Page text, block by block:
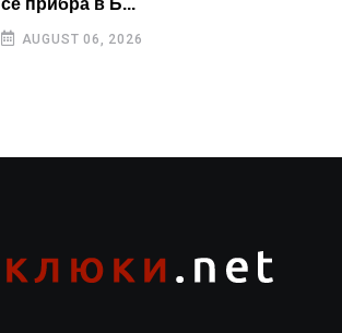
се прибра в Б...
AUGUST 06, 2026